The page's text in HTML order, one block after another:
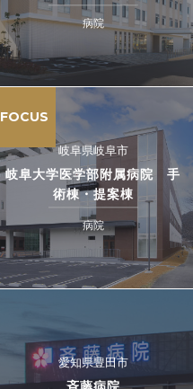
病院
FOCUS
岐阜県岐阜市
岐阜大学医学部附属病院 手
術棟・提案棟
病院
愛知県豊田市